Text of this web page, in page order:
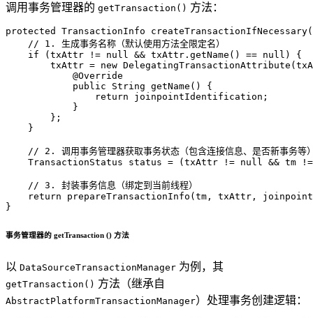
调用事务管理器的 getTransaction() 方法：
protected TransactionInfo createTransactionIfNecessary
// 1. 生成事务名称（默认使用方法全限定名）
if (txAttr != null && txAttr.getName() == null ) {
        txAttr =
new DelegatingTransactionAttribute
@Override
public String getName ()
{
return joinpointIdentification;
            }
        };
    }
// 2. 调用事务管理器获取事务状态（包含连接信息、是否新事务等
TransactionStatus
status = (txAttr != null && tm
// 3. 封装事务信息（绑定到当前线程）
return prepareTransactionInfo(tm, txAttr,
}
事务管理器的 getTransaction () 方法
以 DataSourceTransactionManager 为例，其
getTransaction() 方法（继承自
AbstractPlatformTransactionManager）处理事务创建逻辑：